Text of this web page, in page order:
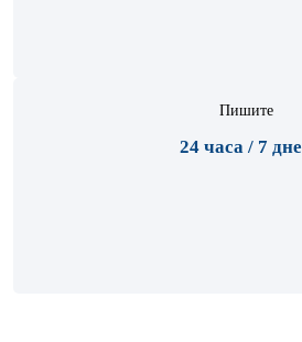
Пишите
24 часа / 7